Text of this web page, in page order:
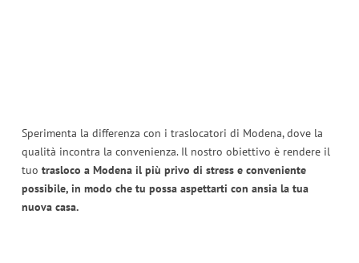
Sperimenta la differenza con i traslocatori di Modena, dove la
qualità incontra la convenienza. Il nostro obiettivo è rendere il
tuo trasloco a Modena il più privo di stress e conveniente
possibile, in modo che tu possa aspettarti con ansia la tua
nuova casa.